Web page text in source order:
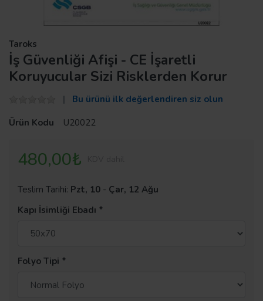
Taroks
İş Güvenliği Afişi - CE İşaretli
Koruyucular Sizi Risklerden Korur
Bu ürünü ilk değerlendiren siz olun
Ürün Kodu
U20022
480,00₺
Teslim Tarihi: Pzt, 10 - Çar, 12 Ağu
Kapı İsimliği Ebadı
Folyo Tipi